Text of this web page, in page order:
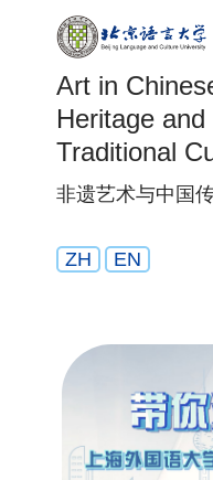
Art in
Heritage
Traditional
非遗艺术与中国
ZH EN